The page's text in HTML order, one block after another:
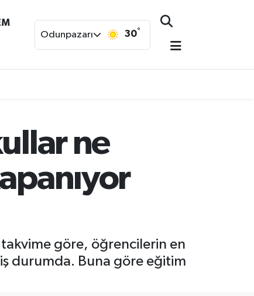
Odunpazarı 30°
ne
takvime göre, öğrencilerin en
durumda. Buna göre eğitim